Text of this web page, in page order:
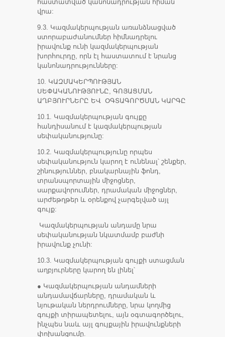
հաստատված կանոնադրության հիման
վրա:
9.3. Կազմակերպության առանձնացված
ստորաբաժանումներ հիմնադրելու
իրավունք ունի կազմակերպության
խորհուրդը, որն էլ հաստատում է նրանց
կանոնադրությունները:
10. ԿԱԶՄԱԿԵՐՊՈՒԹՅԱՆ
ՍԵՓԱԿԱՆՈՒԹՅՈՒՆԸ, ԳՈՅԱՑՄԱՆ
ԱՂԲՅՈՒՐՆԵՐԸ ԵՎ ՕԳՏԱԳՈՐԾՄԱՆ ԿԱՐԳԸ
10.1. Կազմակերպության գույքը
հանդիսանում է կազմակերպության
սեփականությունը:
10.2. Կազմակերպությունը որպես
սեփականություն կարող է ունենալ՝ շենքեր,
շինություններ, բնակարնային ֆոնդ,
տրանսպորտային միջոցներ,
սարքավորումներ, դրամական միջոցներ,
արժեթղթեր և օրենքով չարգելված այլ
գույք:
Կազմակերպության անդամը նրա
սեփականության նկատմամբ բաժնի
իրավունք չունի:
10.3. Կազմակերպության գույքի ստացման
աղբյուրները կարող են լինել՝
● Կազմակերպության անդամների
անդամավճարները, դրամական և
նյութական ներդրումները, նրա կողմից
գույքի տիրապետելու, այն օգտագործելու,
ինչպես նաև այլ գույքային իրավունքների
փոխանցումը.